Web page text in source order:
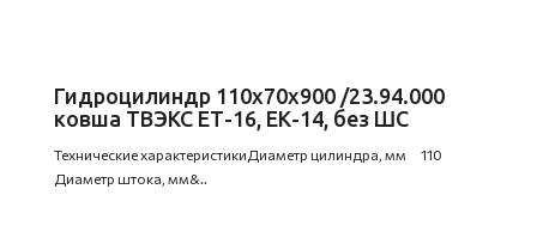
Гидроцилиндр 110х70х900 /23.94.000
ковша ТВЭКС ЕТ-16, ЕК-14, без ШС
Технические характеристикиДиаметр цилиндра, мм 110
Диаметр штока, мм&..